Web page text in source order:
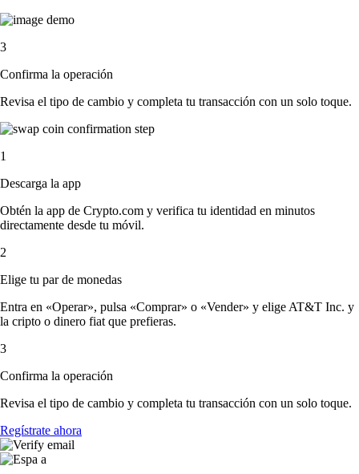
3
Confirma la operación
Revisa el tipo de cambio y completa tu transacción con un solo toque.
1
Descarga la app
Obtén la app de Crypto.com y verifica tu identidad en minutos
directamente desde tu móvil.
2
Elige tu par de monedas
Entra en «Operar», pulsa «Comprar» o «Vender» y elige AT&T Inc. y
la cripto o dinero fiat que prefieras.
3
Confirma la operación
Revisa el tipo de cambio y completa tu transacción con un solo toque.
Regístrate ahora